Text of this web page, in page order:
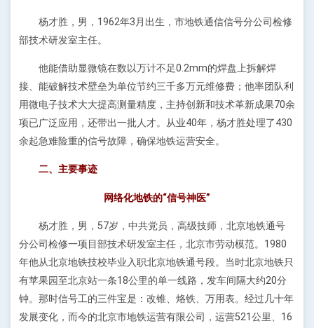
杨才胜，男，1962年3月出生，市地铁通信信号分公司检修
部技术研发室主任。
他能借助显微镜在数以万计不足0.2mm的焊盘上拆解焊
接、能破解技术壁垒为单位节约三千多万元维修费；他率团队利
用微电子技术大大提高测量精度，主持创新和技术革新成果70余
项已广泛应用，还带出一批人才。从业40年，杨才胜处理了430
余起急难险重的信号故障，确保地铁运营安全。
二、主要事迹
网络化地铁的“信号神医”
杨才胜，男，57岁，中共党员，高级技师，北京地铁通号
分公司检修一项目部技术研发室主任，北京市劳动模范。1980
年他从北京地铁技校毕业入职北京地铁通号段。当时北京地铁只
有苹果园至北京站一条18公里的单一线路，发车间隔大约20分
钟。那时信号工的三件宝是：改锥、烙铁、万用表。经过几十年
发展变化，而今的北京市地铁运营有限公司，运营521公里、16